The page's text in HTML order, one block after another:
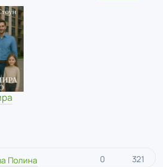
Полина 0 321